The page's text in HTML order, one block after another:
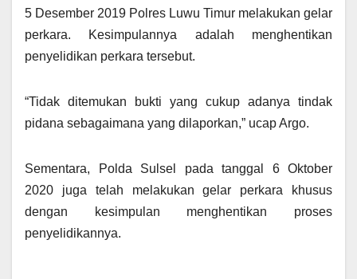
5 Desember 2019 Polres Luwu Timur melakukan gelar
perkara. Kesimpulannya adalah menghentikan
penyelidikan perkara tersebut.
“Tidak ditemukan bukti yang cukup adanya tindak
pidana sebagaimana yang dilaporkan,” ucap Argo.
Sementara, Polda Sulsel pada tanggal 6 Oktober
2020 juga telah melakukan gelar perkara khusus
dengan kesimpulan menghentikan proses
penyelidikannya.